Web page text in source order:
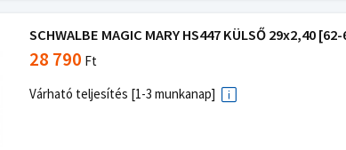
SCHWALBE MAGIC MARY HS447 KÜLSŐ 29x2,40
28 790 Ft
Várható teljesítés [1-3 munkanap]